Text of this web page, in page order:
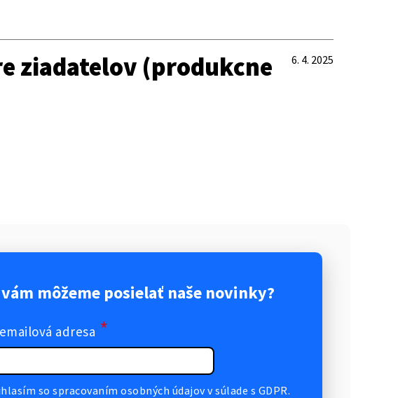
ziadatelov (produkcne
6. 4. 2025
môžeme posielať naše novinky?
adresa *
so spracovaním osobných údajov v súlade s GDPR.